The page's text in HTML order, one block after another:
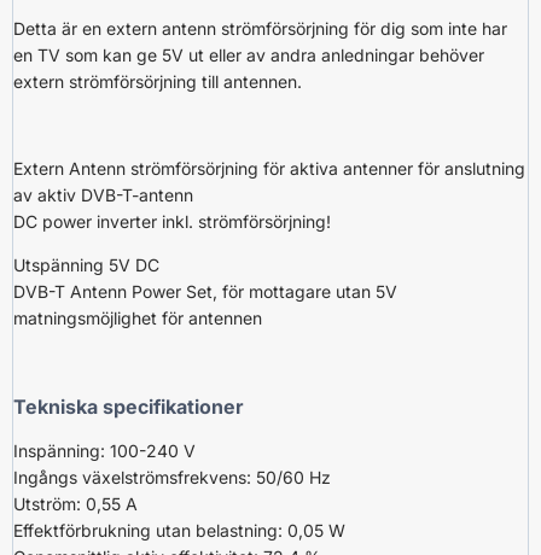
Detta är en extern antenn strömförsörjning för dig som inte har
en TV som kan ge 5V ut eller av andra anledningar behöver
extern strömförsörjning till antennen.
Extern Antenn strömförsörjning för aktiva antenner för anslutning
av aktiv DVB-T-antenn
DC power inverter inkl. strömförsörjning!
Utspänning 5V DC
DVB-T Antenn Power Set, för mottagare utan 5V
matningsmöjlighet för antennen
Tekniska specifikationer
Inspänning: 100-240 V
Ingångs växelströmsfrekvens: 50/60 Hz
Utström: 0,55 A
Effektförbrukning utan belastning: 0,05 W